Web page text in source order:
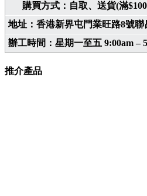
購買方式：自取、送貨(滿
地址：香港新界屯門業旺路8號聯
辦工時間：星期一至五 9:00am –
推介產品